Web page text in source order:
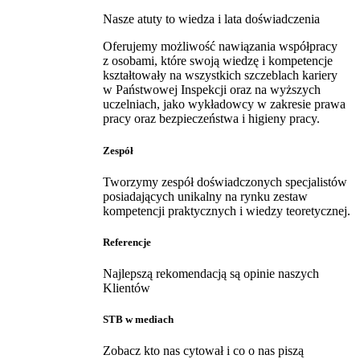
Nasze atuty to wiedza i lata doświadczenia
Oferujemy możliwość nawiązania współpracy
z osobami, które swoją wiedzę i kompetencje
kształtowały na wszystkich szczeblach kariery
w Państwowej Inspekcji oraz na wyższych
uczelniach, jako wykładowcy w zakresie prawa
pracy oraz bezpieczeństwa i higieny pracy.
Zespół
Tworzymy zespół doświadczonych specjalistów
posiadających unikalny na rynku zestaw
kompetencji praktycznych i wiedzy teoretycznej.
Referencje
Najlepszą rekomendacją są opinie naszych
Klientów
STB w mediach
Zobacz kto nas cytował i co o nas piszą